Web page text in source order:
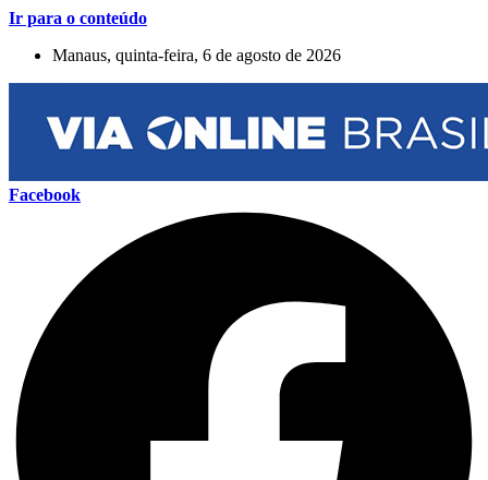
Ir para o conteúdo
Manaus, quinta-feira, 6 de agosto de 2026
Facebook